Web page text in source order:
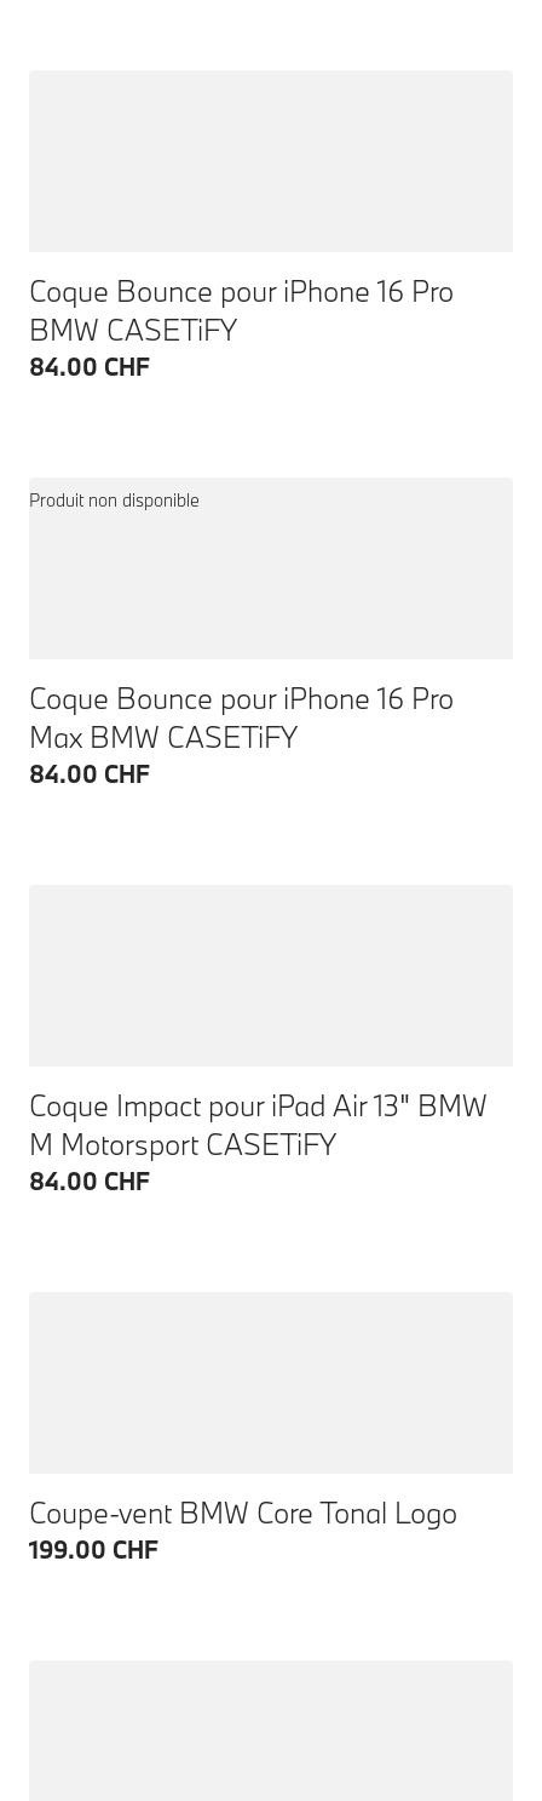
Coque Bounce pour iPhone 16 Pro
BMW CASETiFY
84.00 CHF
Produit non disponible
Coque Bounce pour iPhone 16 Pro
Max BMW CASETiFY
84.00 CHF
Coque Impact pour iPad Air 13" BMW
M Motorsport CASETiFY
84.00 CHF
Coupe-vent BMW Core Tonal Logo
199.00 CHF